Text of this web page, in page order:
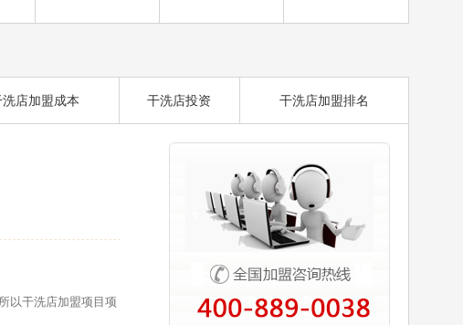
洗店加盟成本 干洗店投资 干洗店加盟排名
以干洗店加盟项目项